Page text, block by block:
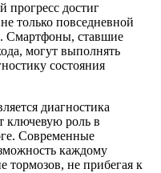
прогресс достиг
только повседневной
Смартфоны, ставшие
могут выполнять
состояния
диагностика
ключевую роль в
Современные
каждому
тормозов, не прибегая к